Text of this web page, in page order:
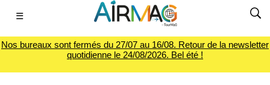
☰
Nos bureaux sont fermés du 27/07 au 16/08. Retour de la newsletter
quotidienne le 24/08/2026. Bel été !